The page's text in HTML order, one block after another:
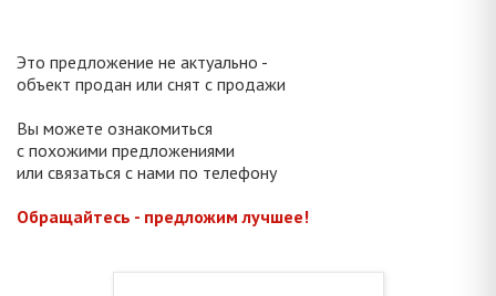
Это предложение не актуально -
объект продан или снят с продажи
Вы можете ознакомиться
с похожими предложениями
или связаться с нами по телефону
Обращайтесь - предложим лучшее!